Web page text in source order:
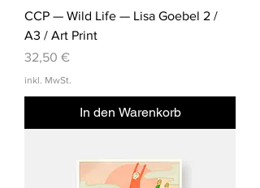
CCP — Wild Life — Lisa Goebel 2 /
A3 / Art Print
Preis
32,50 €
inkl. MwSt.
In den Warenkorb